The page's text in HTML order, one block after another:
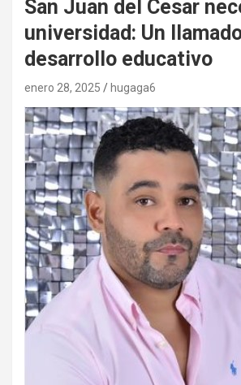
San Juan del Cesar
universidad: Un
desarrollo educativo
enero 28, 2025 hugaga6